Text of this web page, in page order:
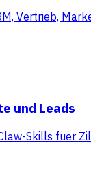
Vertrieb,
und Leads
Skills fuer